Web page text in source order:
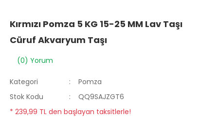
Kırmızı Pomza 5 KG 15-25 MM Lav Taşı
Cüruf Akvaryum Taşı
(0) Yorum
Kategori
Pomza
Stok Kodu
QQ9SAJZGT6
* 239,99 TL den başlayan taksitlerle!